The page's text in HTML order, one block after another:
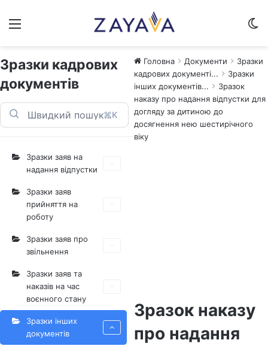
Меню
Зразки кадрових
документів
⌘K
Зразки заяв на
надання відпустки
Зразки заяв
прийняття на
роботу
Зразки заяв про
звільнення
Зразки заяв та
наказів на час
воєнного стану
Зразки інших
документів
Головна Документи
Зразки
кадрових документі...
Зразки
інших документів...
Зразок
наказу про надання відпустки для
догляду за дитиною до
досягнення нею шестирічного
віку
Зразок наказу
про надання